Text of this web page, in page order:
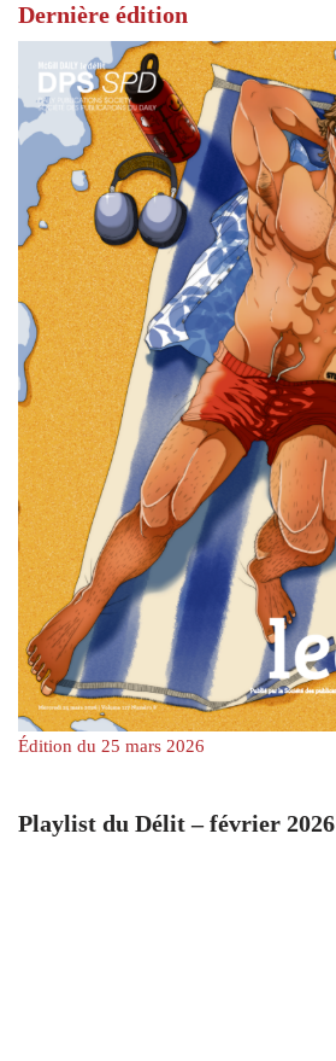
Dernière édition
Édition du 25 mars 2026
Playlist du Délit – février 2026